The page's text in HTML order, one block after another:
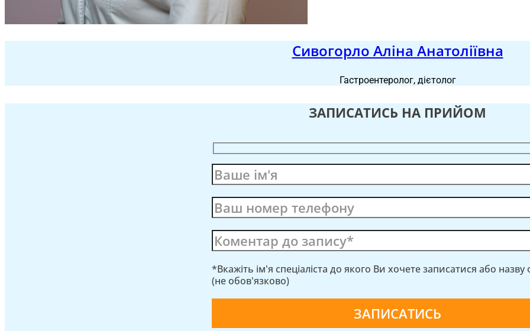
Сивогорло Аліна Анатоліївна
Гастроентеролог, дієтолог
ЗАПИСАТИСЬ НА ПРИЙОМ
*Вкажіть ім'я спеціаліста до якого Ви хочете записатися або
(не обов'язково)